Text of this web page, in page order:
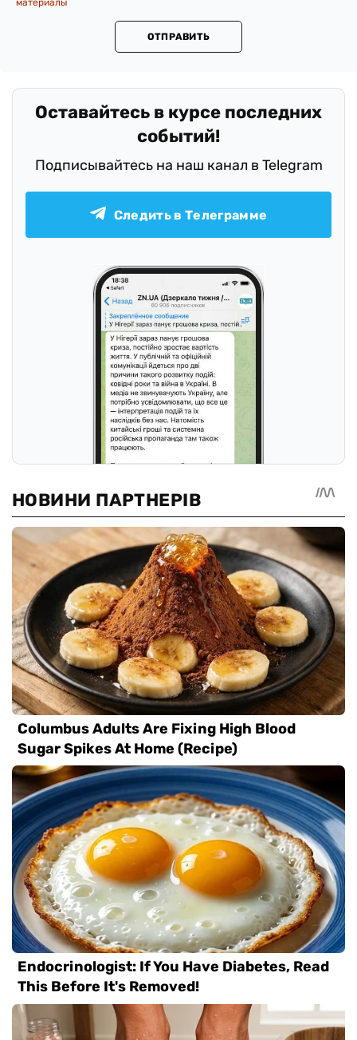
Заметили ошибку?
Пожалуйста, выделите ее мышкой и нажмите
Отправить ошибку
Добавить комментарий
Всего комментариев:
Осталось символов:2000
Авторизуйтесь, чтобы иметь возможность комментировать
ОТПРАВИТЬ
Оставайтесь в курсе последних
событий!
Подписывайтесь на наш канал в Telegram
Следить в Телеграмме